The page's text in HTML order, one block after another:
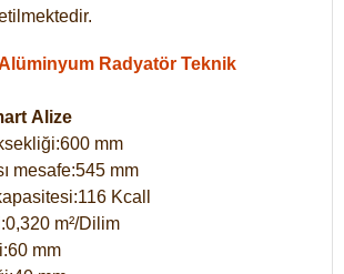
Radyatör Teknik
Alize
mm
mesafe:545 mm
Kcall
m²/Dilim
mm